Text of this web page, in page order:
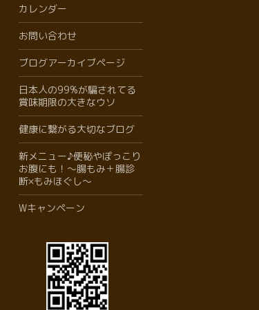
カレンダー
お問い合わせ
ブログアーカイブページ
日本人の99%が騙されてる
賞味期限の大きなウソ
健康に繋がる大切なブログ
新メニュー♪便秘やぽっこり
お腹にも！〜腸もみ＋腸診
断×もみほぐし〜
Wキャンペーン